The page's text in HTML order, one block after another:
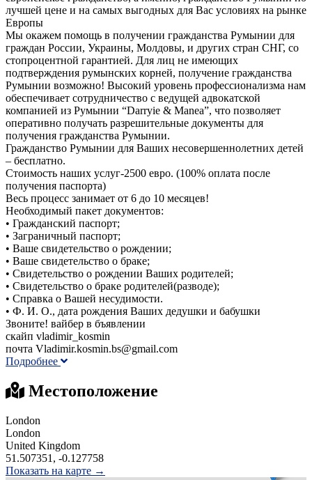
лучшей цене и на самых выгодных для Вас условиях на рынке
Европы
Мы окажем помощь в получении гражданства Румынии для
граждан России, Украины, Молдовы, и других стран СНГ, со
стопроцентной гарантией. Для лиц не имеющих
подтверждения румынских корней, получение гражданства
Румынии возможно! Высокий уровень профессионализма нам
обеспечивает сотрудничество с ведущей адвокатской
компанией из Румынии “Darryie & Manea”, что позволяет
оперативно получать разрешительные документы для
получения гражданства Румынии.
Гражданство Румынии для Ваших несовершеннолетних детей
– бесплатно.
Стоимость наших услуг-2500 евро. (100% оплата после
получения паспорта)
Весь процесс занимает от 6 до 10 месяцев!
Необходимый пакет документов:
• Гражданский паспорт;
• Заграничный паспорт;
• Ваше свидетельство о рождении;
• Ваше свидетельство о браке;
• Свидетельство о рождении Ваших родителей;
• Свидетельство о браке родителей(разводе);
• Справка о Вашей несудимости.
• Ф. И. О., дата рождения Ваших дедушки и бабушки
Звоните! вайбер в бъявлении
скайп vladimir_kosmin
почта Vladimir.kosmin.bs@gmail.com
Подробнее
Местоположение
London
London
United Kingdom
51.507351, -0.127758
Показать на карте →